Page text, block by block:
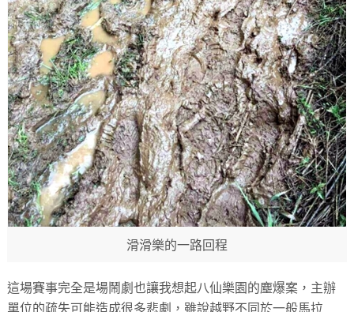
滑滑樂的一路回程
這場賽事完全是場鬧劇也讓我想起八仙樂園的塵爆案，主辦
單位的疏失可能造成很多悲劇，雖說越野不同於一般馬拉